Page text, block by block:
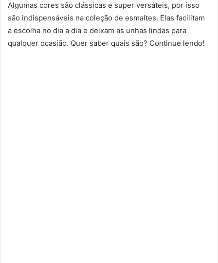
Algumas cores são clássicas e super versáteis, por isso
são indispensáveis na coleção de esmaltes. Elas facilitam
a escolha no dia a dia e deixam as unhas lindas para
qualquer ocasião. Quer saber quais são? Continue lendo!